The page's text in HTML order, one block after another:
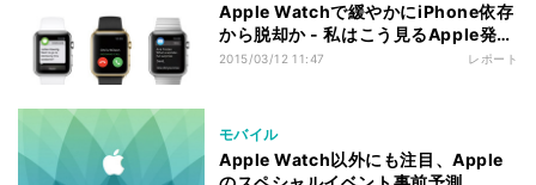
Apple Watchで緩やかにiPhone依存
から脱却か - 私はこう見るApple発表
会
2015/03/12 11:47 レポート
モバイル
Apple Watch以外にも注目、Apple